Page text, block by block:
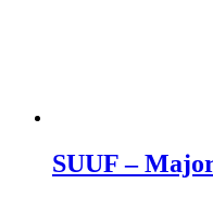
SUUF –